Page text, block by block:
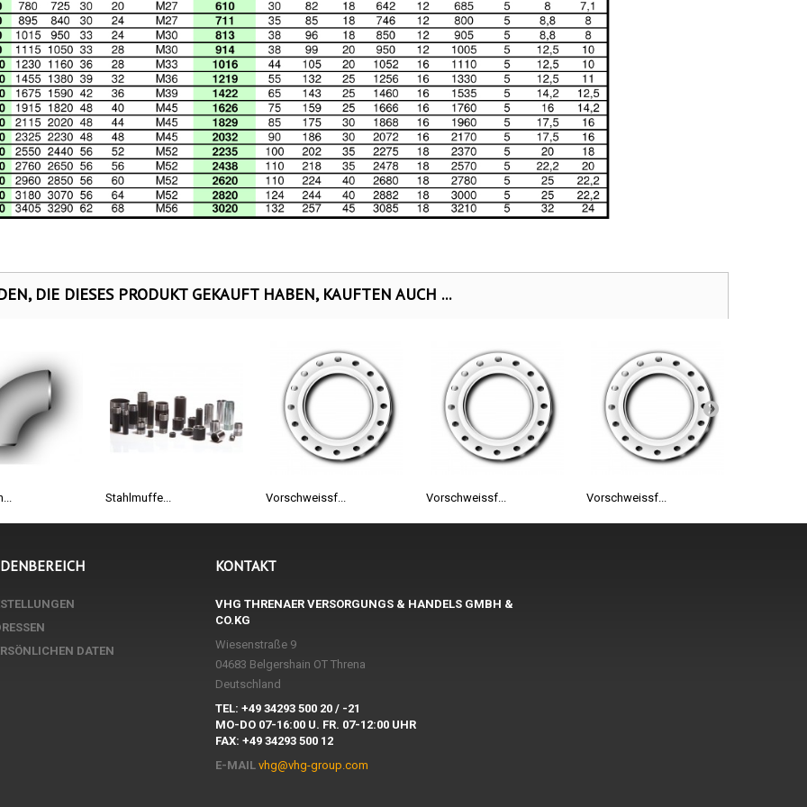
DIE DIESES PRODUKT GEKAUFT HABEN, KAUFTEN AUCH ...
Stahlmuffe... Vorschweissf... Vorschweissf... Vorschweissf...
DATEN
KONTAKT
VHG THRENAER VERSORGUNGS & HANDELS GMBH &
CO.KG
Wiesenstraße 9
04683 Belgershain OT Threna
Deutschland
TEL: +49 34293 500 20 / -21
MO-DO 07-16:00 U. FR. 07-12:00 UHR
FAX: +49 34293 500 12
E-MAIL vhg@vhg-group.com